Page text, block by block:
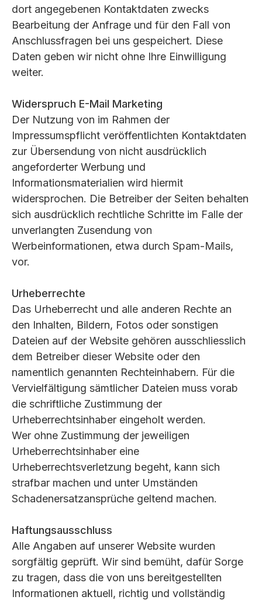
dort angegebenen Kontaktdaten zwecks
Bearbeitung der Anfrage und für den Fall von
Anschlussfragen bei uns gespeichert. Diese
Daten geben wir nicht ohne Ihre Einwilligung
weiter.
Widerspruch E-Mail Marketing
Der Nutzung von im Rahmen der
Impressumspflicht veröffentlichten Kontaktdaten
zur Übersendung von nicht ausdrücklich
angeforderter Werbung und
Informationsmaterialien wird hiermit
widersprochen. Die Betreiber der Seiten behalten
sich ausdrücklich rechtliche Schritte im Falle der
unverlangten Zusendung von
Werbeinformationen, etwa durch Spam-Mails,
vor.
Urheberrechte
Das Urheberrecht und alle anderen Rechte an
den Inhalten, Bildern, Fotos oder sonstigen
Dateien auf der Website gehören ausschliesslich
dem Betreiber dieser Website oder den
namentlich genannten Rechteinhabern. Für die
Vervielfältigung sämtlicher Dateien muss vorab
die schriftliche Zustimmung der
Urheberrechtsinhaber eingeholt werden.
Wer ohne Zustimmung der jeweiligen
Urheberrechtsinhaber eine
Urheberrechtsverletzung begeht, kann sich
strafbar machen und unter Umständen
Schadenersatzansprüche geltend machen.
Haftungsausschluss
Alle Angaben auf unserer Website wurden
sorgfältig geprüft. Wir sind bemüht, dafür Sorge
zu tragen, dass die von uns bereitgestellten
Informationen aktuell, richtig und vollständig